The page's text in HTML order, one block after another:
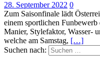
28. September 2022 0
Zum Saisonfinale lädt
einem sportlichen
Manier, Stylefaktor, Wasser-
welche am Samstag, […]
Suchen nach: